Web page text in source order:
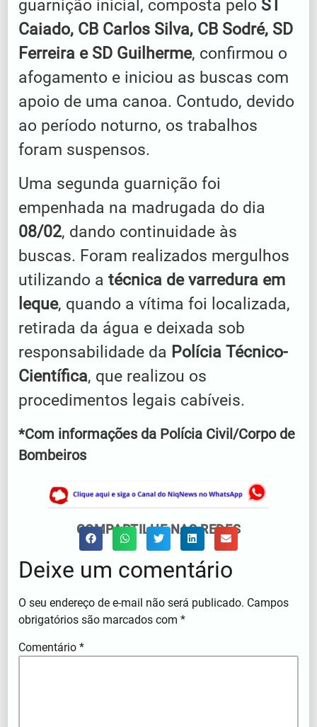
guarnição inicial, composta pelo ST
Caiado, CB Carlos Silva, CB Sodré, SD
Ferreira e SD Guilherme, confirmou o
afogamento e iniciou as buscas com
apoio de uma canoa. Contudo, devido
ao período noturno, os trabalhos
foram suspensos.
Uma segunda guarnição foi
empenhada na madrugada do dia
08/02, dando continuidade às
buscas. Foram realizados mergulhos
utilizando atécnica de varredura em
leque, quando a vítima foi localizada,
retirada da água e deixada sob
responsabilidade da Polícia Técnico-
Científica, que realizou os
procedimentos legais cabíveis.
*Com informações da Polícia Civil/Corpo de
Bombeiros
COMPARTILHE NAS REDES
Deixe um comentário
O seu endereço de e-mail não será publicado. Campos
obrigatórios são marcados com*
Comentário*